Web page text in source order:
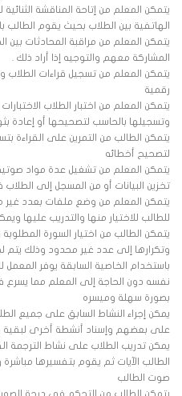
يتمكن المعلم من إتاحة المناقشة
الهاتفية بين الطلاب بحيث يقوم الطالب
يتمكن المعلم من مراقبة المحادثات بين
المشاركة معهم والتوجيه إذا أراد ذلك .
يتمكن المعلم من تسجيل قراءات الطلاب
رقمية
يتمكن المعلم من اختبار الطلاب
وتسجيلها بالحاسب لتصحيحها أو إعادة
يتمكن الطالب من التمرين على القراءة
لتصحيح أخطائه
يتمكن المعلم من تشغيل عدة مواد
تخزين البيانات أو من المسجل إلى
يتمكن المعلم من وضع ملفات بعدد غير
للطالب للاختيار منها والتدريب عليها
يتمكن الطالب من اختيار السورة
وتكرارها إلى عدد غير محدود وذلك
باستخدام الخاصية السابقة يوفر
نفسه دون الحاجة إلى المعلم مما
بصورة سهلة وميسره
يمكن إجراء النشاط السابق على جميع
على بعضهم وإسناد أنشطة أخرى لبقية
يمكن تدريب الطلاب على نشاط الترجمة
الطالب الآيات ثم يقوم بتفسيرها
صوت الطالب